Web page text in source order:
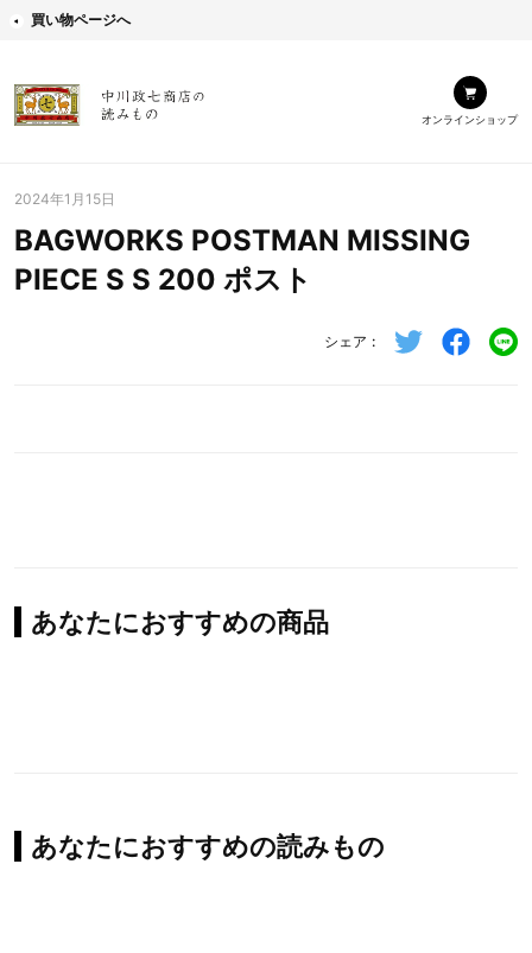
買い物ページへ
オンラインショップ
2024年1月15日
BAGWORKS POSTMAN MISSING
PIECE S S 200 ポスト
シェア
あなたにおすすめの商品
あなたにおすすめの読みもの